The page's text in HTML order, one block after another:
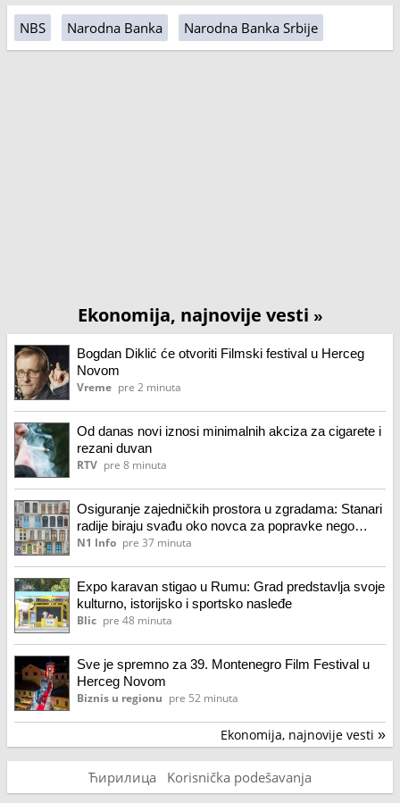
NBS Narodna Banka Narodna Banka Srbije
Ekonomija, najnovije vesti »
Bogdan Diklić će otvoriti Filmski festival u Herceg
Novom
Vreme pre 2 minuta
Od danas novi iznosi minimalnih akciza za cigarete i
rezani duvan
RTV pre 8 minuta
Osiguranje zajedničkih prostora u zgradama: Stanari
radije biraju svađu oko novca za popravke nego
polisu
N1 Info pre 37 minuta
Expo karavan stigao u Rumu: Grad predstavlja svoje
kulturno, istorijsko i sportsko nasleđe
Blic pre 48 minuta
Sve je spremno za 39. Montenegro Film Festival u
Herceg Novom
Biznis u regionu pre 52 minuta
Ekonomija, najnovije vesti »
Ћирилица Korisnička podešavanja